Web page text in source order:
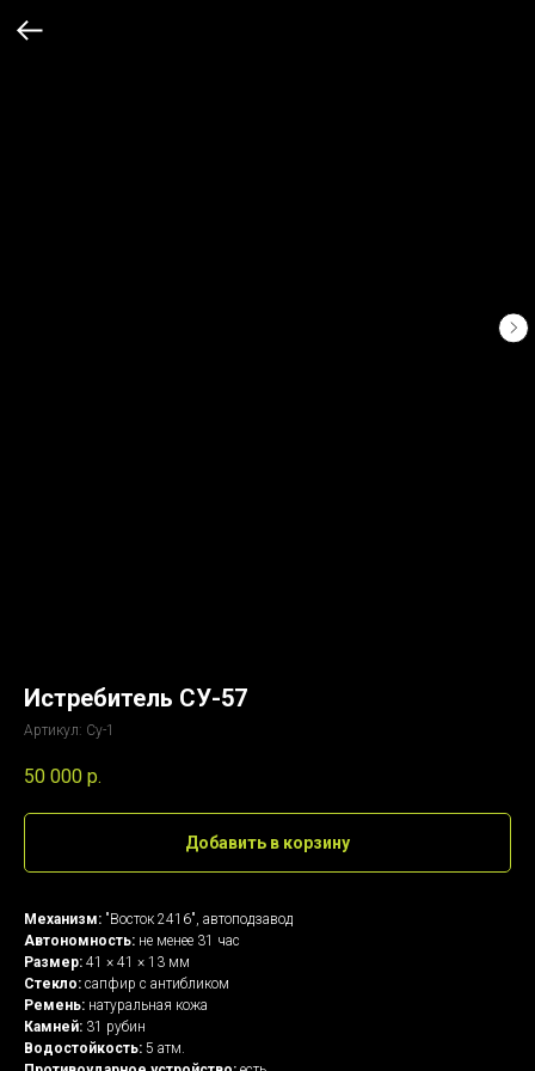
Истребитель СУ-57
Артикул: Су-1
50 000 р.
Добавить в корзину
Механизм: "Восток 2416", автоподзавод
Автономность: не менее 31 час
Размер: 41 × 41 × 13 мм
Стекло: сапфир с антибликом
Ремень: натуральная кожа
Камней: 31 рубин
Водостойкость: 5 атм.